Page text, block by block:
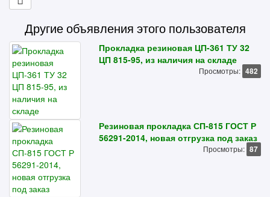
Другие объявления этого пользователя
Прокладка резиновая ЦП-361 ТУ 32
ЦП 815-95, из наличия на складе
Просмотры: 482
Резиновая прокладка СП-815 ГОСТ Р
56291-2014, новая отгрузка под заказ
Просмотры: 87